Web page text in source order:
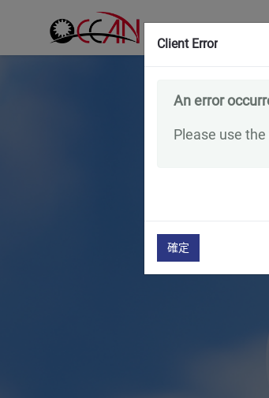
Client Error
An error
Please use
確定